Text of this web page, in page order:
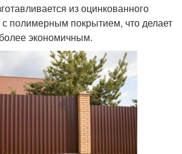
из оцинкованного
с полимерным покрытием, что делает
экономичным.